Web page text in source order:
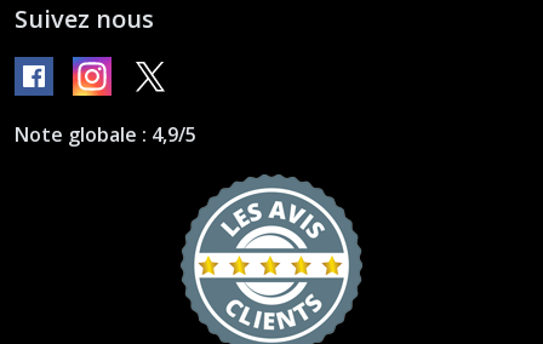
Suivez nous
Note globale : 4,9/5